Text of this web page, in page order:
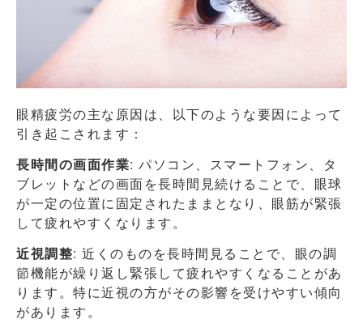
眼精疲労の主な原因は、以下のような要因によって
引き起こされます：
長時間の画面作業: パソコン、スマートフォン、タ
ブレットなどの画面を長時間見続けることで、眼球
が一定の位置に固定されたままとなり、眼筋が緊張
して疲れやすくなります。
近視調整: 近くのものを長時間見ることで、眼の調
節機能が繰り返し緊張して疲れやすくなることがあ
ります。特に近視の方がその影響を受けやすい傾向
があります。